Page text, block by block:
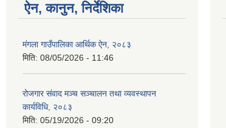
ऐन, कानुन, निर्देशिका
मंगला गाउँपालिका आर्थिक ऐन, २०८३
मिति: 08/05/2026 - 11:46
रोजगार संवाद मञ्च सञ्चालन तथा व्यवस्थापन
कार्यविधि, २०८३
मिति: 05/19/2026 - 09:20